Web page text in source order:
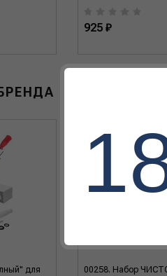
925 ₽
для
00258. Набор